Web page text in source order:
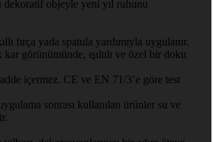
dekoratif objeyle yeni yıl ruhunu
fırça yada spatula yardımıyla uygulanır.
görünümünde, ışıltılı ve özel bir doku
içermez. CE ve EN 71/3’e göre test
sonrası kullanılan ürünler su ve